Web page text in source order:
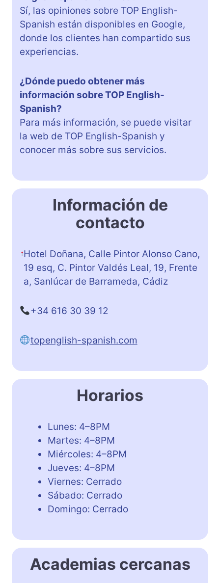
Sí, las opiniones sobre TOP English-
Spanish están disponibles en Google,
donde los clientes han compartido sus
experiencias.
¿Dónde puedo obtener más
información sobre TOP English-
Spanish?
Para más información, se puede visitar
la web de TOP English-Spanish y
conocer más sobre sus servicios.
Información de
contacto
Hotel Doñana, Calle Pintor Alonso Cano,
19 esq, C. Pintor Valdés Leal, 19, Frente
a, Sanlúcar de Barrameda, Cádiz
+34 616 30 39 12
topenglish-spanish.com
Horarios
Lunes: 4–8PM
Martes: 4–8PM
Miércoles: 4–8PM
Jueves: 4–8PM
Viernes: Cerrado
Sábado: Cerrado
Domingo: Cerrado
Academias cercanas